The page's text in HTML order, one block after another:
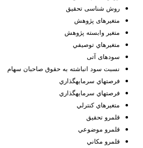
روش شناسی تحقیق
متغیرهای پژوهش
متغير وابسته پژوهش
متغيرهاي توصيفي
سودهای آتی
نسبت سود انباشته به حقوق صاحبان سهام
فرصت­هاي سرمايه­گذاري
فرصت­هاي سرمايه­گذاري
متغيرهاي كنترلي
قلمرو تحقيق
قلمرو موضوعي
قلمرو مکاني